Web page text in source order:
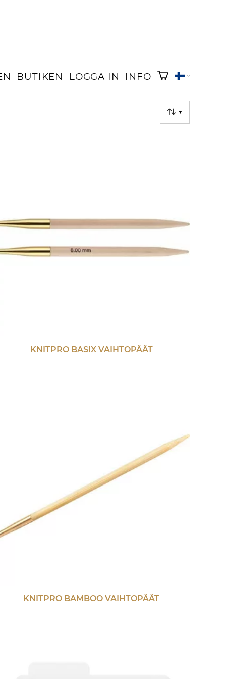
BUTIKEN LOGGA IN INFO
▼
KNITPRO BASIX VAIHTOPÄÄT
KNITPRO BAMBOO VAIHTOPÄÄT